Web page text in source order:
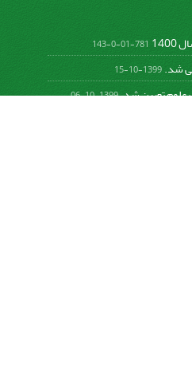
781-01-0-143
شد.1399-10-15
علوم تعیین شد.1399-10-06